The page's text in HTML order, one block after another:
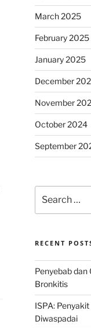
March 2025
February 2025
January 2025
December
November
October 2024
September
for:
RECENT
Penyebab dan
Bronkitis
ISPA:
Diwaspadai